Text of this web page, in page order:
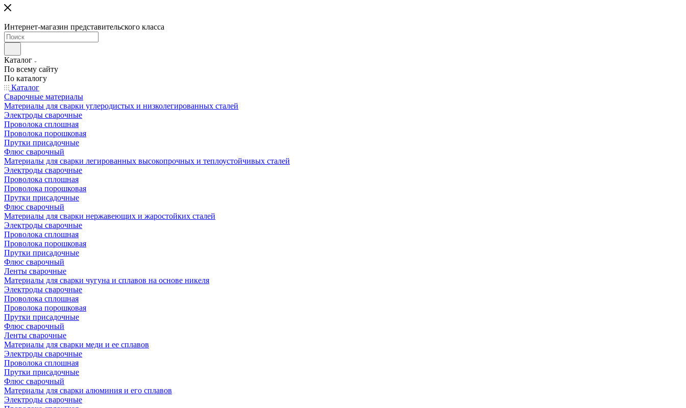
Интернет-магазин представительского класса
Каталог
По всему сайту
По каталогу
Каталог
Сварочные материалы
Материалы для сварки углеродистых и низколегированных сталей
Электроды сварочные
Проволока сплошная
Проволока порошковая
Прутки присадочные
Флюс сварочный
Материалы для сварки легированных высокопрочных и теплоустойчивых сталей
Электроды сварочные
Проволока сплошная
Проволока порошковая
Прутки присадочные
Флюс сварочный
Материалы для сварки нержавеющих и жаростойких сталей
Электроды сварочные
Проволока сплошная
Проволока порошковая
Прутки присадочные
Флюс сварочный
Ленты сварочные
Материалы для сварки чугуна и сплавов на основе никеля
Электроды сварочные
Проволока сплошная
Проволока порошковая
Прутки присадочные
Флюс сварочный
Ленты сварочные
Материалы для сварки меди и ее сплавов
Электроды сварочные
Проволока сплошная
Прутки присадочные
Флюс сварочный
Материалы для сварки алюминия и его сплавов
Электроды сварочные